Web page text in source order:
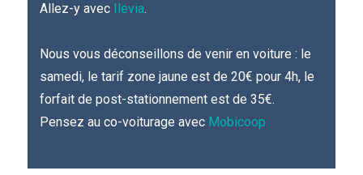
Allez-y avec
Ilevia.
Nous vous déconseillons de venir en voiture : le
samedi, le tarif zone jaune est de 20€ pour 4h, le
forfait de post-stationnement est de 35€.
Pensez au co-voiturage avec Mobicoop